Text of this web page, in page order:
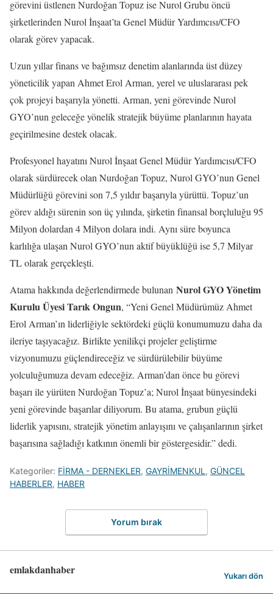
görevini üstlenen Nurdoğan Topuz ise Nurol Grubu öncü
şirketlerinden Nurol İnşaat’ta Genel Müdür Yardımcısı/CFO
olarak görev yapacak.
Uzun yıllar finans ve bağımsız denetim alanlarında üst düzey
yöneticilik yapan Ahmet Erol Arman, yerel ve uluslararası pek
çok projeyi başarıyla yönetti. Arman, yeni görevinde Nurol
GYO’nun geleceğe yönelik stratejik büyüme planlarının hayata
geçirilmesine destek olacak.
Profesyonel hayatını Nurol İnşaat Genel Müdür Yardımcısı/CFO
olarak sürdürecek olan Nurdoğan Topuz, Nurol GYO’nun Genel
Müdürlüğü görevini son 7,5 yıldır başarıyla yürüttü. Topuz’un
görev aldığı sürenin son üç yılında, şirketin finansal borçluluğu 95
Milyon dolardan 4 Milyon dolara indi. Aynı süre boyunca
karlılığa ulaşan Nurol GYO’nun aktif büyüklüğü ise 5,7 Milyar
TL olarak gerçekleşti.
Atama hakkında değerlendirmede bulunan Nurol GYO Yönetim
Kurulu Üyesi Tarık Ongun, “Yeni Genel Müdürümüz Ahmet
Erol Arman’ın liderliğiyle sektördeki güçlü konumumuzu daha da
ileriye taşıyacağız. Birlikte yenilikçi projeler geliştirme
vizyonumuzu güçlendireceğiz ve sürdürülebilir büyüme
yolculuğumuza devam edeceğiz. Arman’dan önce bu görevi
başarı ile yürüten Nurdoğan Topuz’a; Nurol İnşaat bünyesindeki
yeni görevinde başarılar diliyorum. Bu atama, grubun güçlü
liderlik yapısını, stratejik yönetim anlayışını ve çalışanlarının şirket
başarısına sağladığı katkının önemli bir göstergesidir.” dedi.
Kategoriler: FİRMA - DERNEKLER, GAYRİMENKUL, GÜNCEL
HABERLER, HABER
Yorum bırak
emlakdanhaber Yukarı dön